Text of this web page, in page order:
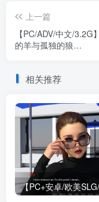
上一篇
【PC/ADV/中文/3.2G
的羊与孤独的狼
相关推荐